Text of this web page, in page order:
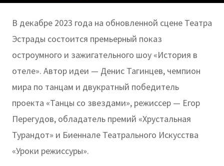
В декабре 2023 года на обновленной сцене Театра
Эстрады состоится премьерный показ
остроумного и зажигательного шоу «История в
отеле». Автор идеи — Денис Тагинцев, чемпион
мира по танцам и двукратный победитель
проекта «Танцы со звездами», режиссер — Егор
Перегудов, обладатель премий «Хрустальная
Турандот» и Биеннале Театрального Искусства
«Уроки режиссуры».